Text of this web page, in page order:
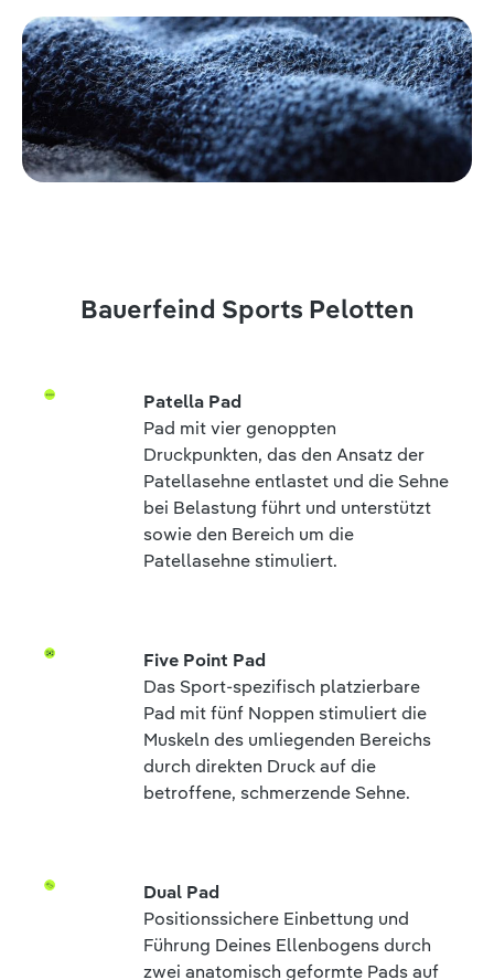
Bauerfeind Sports Pelotten
Patella Pad
Pad mit vier genoppten
Druckpunkten, das den Ansatz der
Patellasehne entlastet und die Sehne
bei Belastung führt und unterstützt
sowie den Bereich um die
Patellasehne stimuliert.
Five Point Pad
Das Sport-spezifisch platzierbare
Pad mit fünf Noppen stimuliert die
Muskeln des umliegenden Bereichs
durch direkten Druck auf die
betroffene, schmerzende Sehne.
Dual Pad
Positionssichere Einbettung und
Führung Deines Ellenbogens durch
zwei anatomisch geformte Pads auf